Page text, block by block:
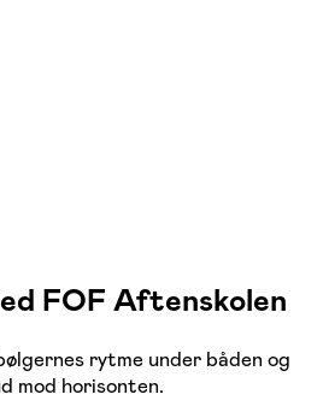
FOF Aftenskolen
rytme under båden og
mod horisonten.